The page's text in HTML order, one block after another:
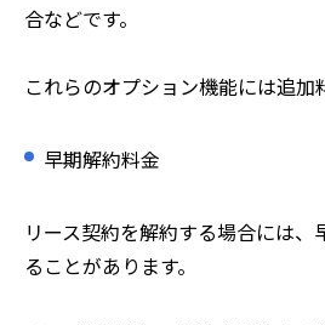
合などです。
これらのオプション機能には追加
早期解約料金
リース契約を解約する場合には、
ることがあります。